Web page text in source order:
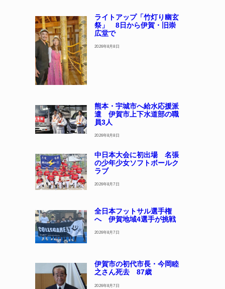
ライトアップ「竹灯り幽玄
祭」 8日から伊賀・旧崇
広堂で
2026年8月8日
熊本・宇城市へ給水応援派
遣 伊賀市上下水道部の職
員3人
2026年8月8日
中日本大会に初出場 名張
の少年少女ソフトボールク
ラブ
2026年8月7日
全日本フットサル選手権
へ 伊賀地域4選手が挑戦
2026年8月7日
伊賀市の初代市長・今岡睦
之さん死去 87歳
2026年8月7日